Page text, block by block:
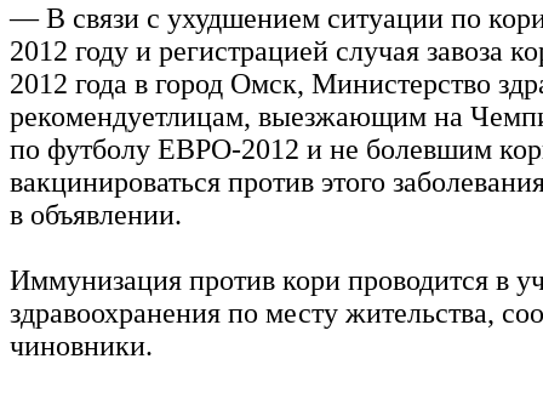
— В связи с ухудшением ситуации по
2012 году и регистрацией случая завоза
2012 года в город Омск, Министерство
рекомендуетлицам, выезжающим на
по футболу ЕВРО-2012 и не болевшим
вакцинироваться против этого
в объявлении.
Иммунизация против кори проводится в
здравоохранения по месту жительства,
чиновники.